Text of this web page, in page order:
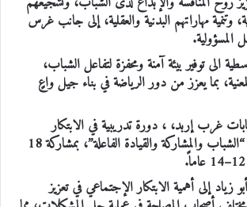
وتنمية مهاراتهم البدنية والعقلية، إلى جانب غرس
المسؤولية.
الى توفير بيئة آمنة ومحفزة لتفاعل الشباب،
بما يعزز من دور الرياضة في بناء جيل واعٍ
غرب إربد، ، دورة تدريبية في الابتكار
الإجتماعي ضمن محور “الشباب والمشاركة والقيادة الفاعلة”، بمشاركة 18
زياد إلى أهمية الابتكار الإجتماعي في تعزيز